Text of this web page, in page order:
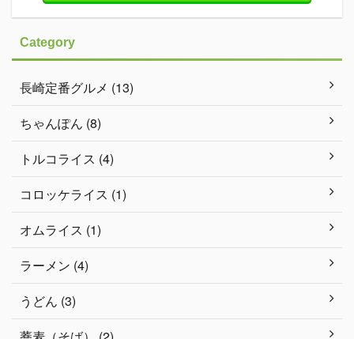
Category
長崎定番グルメ (13)
ちゃんぽん (8)
トルコライス (4)
コロッケライス (1)
オムライス (1)
ラーメン (4)
うどん (3)